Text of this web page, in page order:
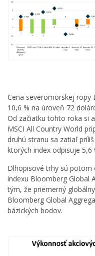
Cena severomorskej ropy
10,6 % na úroveň 72
Od začiatku tohto roka si
MSCI All Country World
druhú stranu sa zatiaľ
ktorých index odpisuje 5,6
Dlhopisové trhy sú potom
indexu Bloomberg Global
tým, že priemerný
Bloomberg Global
bázických bodov.